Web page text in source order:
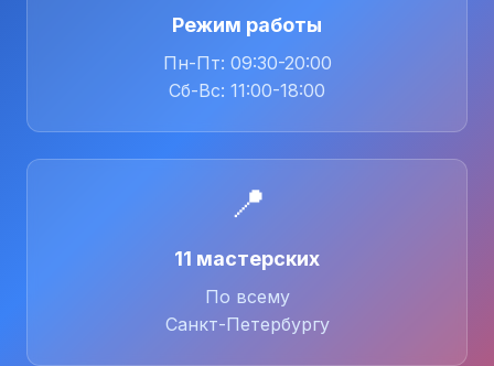
Режим работы
Пн-Пт: 09:30-20:00
Сб-Вс: 11:00-18:00
📍
11 мастерских
По всему
Санкт-Петербургу